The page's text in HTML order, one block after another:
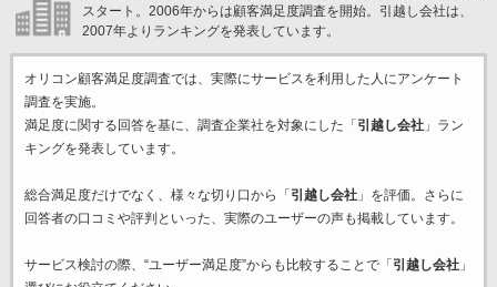
スタート。2006年からは顧客満足度調査を開始。引越し会社は、
2007年よりランキングを発表しています。
オリコン顧客満足度調査では、実際にサービスを利用した 人にアンケート
調査を実施。
満足度に関する回答を基に、調査企業社を対象にした「 引越し会社」ラン
キングを発表しています。
総合満足度だけでなく、様々な切り口から「 引越し会社」を評価。さらに
回答者の口コミや評判といった、実際のユーザーの声も掲載しています。
サービス検討の際、“ユーザー満足度”からも比較することで「 引越し会社」